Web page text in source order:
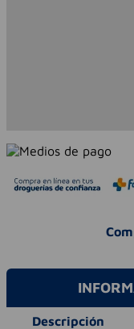
Descripción